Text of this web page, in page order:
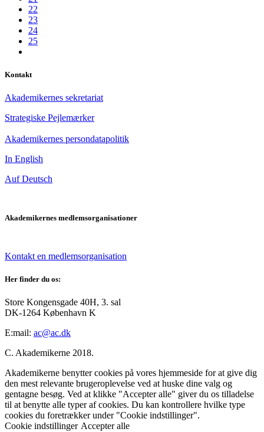
22
23
24
25
Kontakt
Akademikernes sekretariat
Strategiske Pejlemærker
Akademikernes persondatapolitik
In English
Auf Deutsch
Akademikernes medlemsorganisationer
Kontakt en medlemsorganisation
Her finder du os:
Store Kongensgade 40H, 3. sal
DK-1264 København K
E:mail: ac@ac.dk
C. Akademikerne 2018.
Akademikerne benytter cookies på vores hjemmeside for at give dig
den mest relevante brugeroplevelse ved at huske dine valg og
gentagne besøg. Ved at klikke "Accepter alle" giver du os tilladelse
til at benytte alle typer af cookies. Du kan kontrollere hvilke type
cookies du foretrækker under "Cookie indstillinger".
Cookie indstillinger Accepter alle